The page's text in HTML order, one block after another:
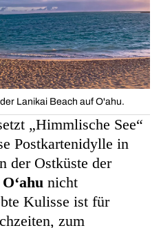
Lanikai Beach auf O'ahu.
„Himmlische See“
Postkartenidylle in
der Ostküste der
nicht
Kulisse ist für
zum